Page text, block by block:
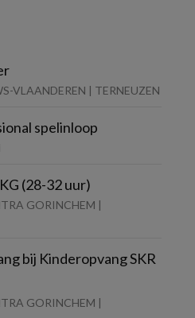
VLAANDEREN | TERNEUZEN
spelinloop
(28-32 uur)
GORINCHEM |
bij Kinderopvang SKR
GORINCHEM |